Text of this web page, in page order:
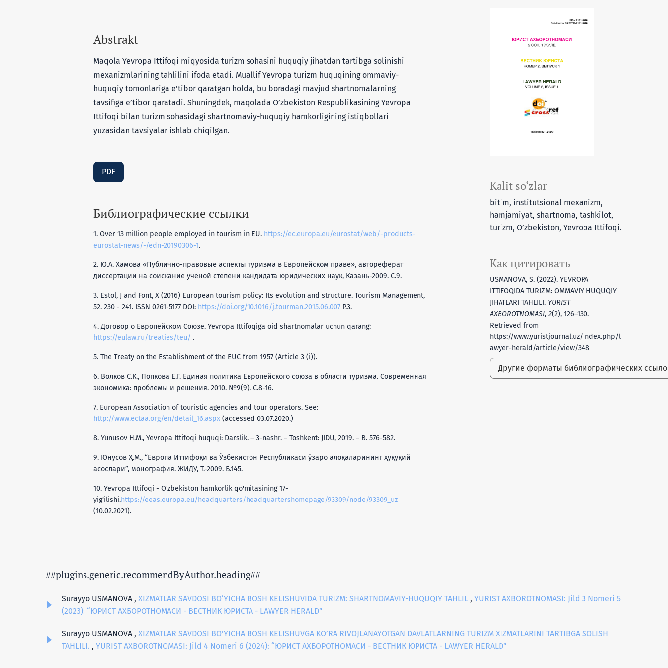
Kalit so‘zlar
bitim, institutsional mexanizm,
hamjamiyat, shartnoma, tashkilot,
turizm, O’zbekiston, Yevropa Ittifoqi.
Как цитировать
USMANOVA, S. (2022). YEVROPA
ITTIFOQIDA TURIZM: OMMAVIY HUQUQIY
JIHATLARI TAHLILI. YURIST
AXBOROTNOMASI, 2(2), 126–130.
Retrieved from
https://www.yuristjournal.uz/index.php/l
awyer-herald/article/view/348
Другие форматы библиографических
Abstrakt
Maqola Yevropa Ittifoqi miqyosida turizm sohasini huquqiy jihatdan tartibga solinishi
mexanizmlarining tahlilini ifoda etadi. Muallif Yevropa turizm huquqining ommaviy-
huquqiy tomonlariga e’tibor qaratgan holda, bu boradagi mavjud shartnomalarning
tavsifiga e’tibor qaratadi. Shuningdek, maqolada O’zbekiston Respublikasining Yevropa
Ittifoqi bilan turizm sohasidagi shartnomaviy-huquqiy hamkorligining istiqbollari
yuzasidan tavsiyalar ishlab chiqilgan.
PDF
Библиографические ссылки
1. Over 13 million people employed in tourism in EU. https://ec.europa.eu/eurostat/web/-products-
eurostat-news/-/edn-20190306-1.
2. Ю.А. Хамова «Публично-правовые аспекты туризма в Европейском праве», автореферат
диссертации на соискание ученой степени кандидата юридических наук, Казань-2009. C.9.
3. Estol, J and Font, X (2016) European tourism policy: Its evolution and structure. Tourism Management,
52. 230 - 241. ISSN 0261-5177 DOI: https://doi.org/10.1016/j.tourman.2015.06.007 P.3.
4. Договор о Европейском Союзе. Yevropa Ittifoqiga oid shartnomalar uchun qarang:
https://eulaw.ru/treaties/teu/ .
5. The Treaty on the Establishment of the EUC from 1957 (Article 3 (i)).
6. Волков С.К., Попкова Е.Г. Единая политика Европейского союза в области туризма. Современная
экономика: проблемы и решения. 2010. №9(9). С.8-16.
7. European Association of touristic agencies and tour operators. See:
http://www.ectaa.org/en/detail_16.aspx (accessed 03.07.2020.)
8. Yunusov H.M., Yevropa Ittifoqi huquqi: Darslik. – 3-nashr. – Toshkent: JIDU, 2019. – B. 576-582.
9. Юнусов Ҳ.М., “Европа Иттифоқи ва Ўзбекистон Республикаси ўзаро алоқаларининг ҳуқуқий
асослари”, монография. ЖИДУ, Т.-2009. Б.145.
10. Yevropa Ittifoqi - O'zbekiston hamkorlik qo'mitasining 17-
yig'ilishi.https://eeas.europa.eu/headquarters/headquartershomepage/93309/node/93309_uz
(10.02.2021).
##plugins.generic.recommendByAuthor.heading##
Surayyo USMANOVA , XIZMATLAR SAVDOSI BO‘YICHA BOSH KELISHUVIDA TURIZM: SHARTNOMAVIY-HUQUQIY TAHLIL , YURIST AXBOROTNOMASI: Jild 3 Nomeri 5
(2023): “ЮРИСТ АХБОРОТНОМАСИ - ВЕСТНИК ЮРИСТА - LAWYER HERALD”
Surayyo USMANOVA , XIZMATLAR SAVDOSI BO’YICHA BOSH KELISHUVGA KO’RA RIVOJLANAYOTGAN DAVLATLARNING TURIZM XIZMATLARINI TARTIBGA SOLISH
TAHLILI. , YURIST AXBOROTNOMASI: Jild 4 Nomeri 6 (2024): “ЮРИСТ АХБОРОТНОМАСИ - ВЕСТНИК ЮРИСТА - LAWYER HERALD”